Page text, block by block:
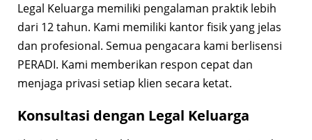
Legal Keluarga memiliki pengalaman praktik lebih
dari 12 tahun. Kami memiliki kantor fisik yang jelas
dan profesional. Semua pengacara kami berlisensi
PERADI. Kami memberikan respon cepat dan
menjaga privasi setiap klien secara ketat.
Konsultasi dengan Legal Keluarga